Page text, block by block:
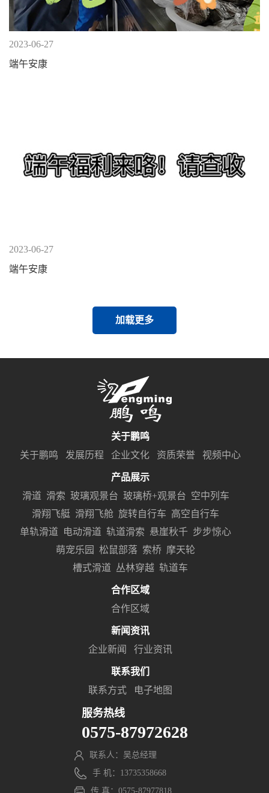
2023-06-27
端午安康
2023-06-27
端午安康
加载更多
关于鹏鸣
关于鹏鸣
发展历程 企业文化 资质荣誉 视频中心
产品展示
滑道 滑索 玻璃观景台 玻璃桥+观景台 空中列车
滑翔飞艇 滑翔飞舱 旋转自行车 高空自行车
单轨滑道
电动滑道 轨道滑索 悬崖秋千 步步惊心
萌宠乐园
松鼠部落 索桥 摩天轮
槽式滑道 丛林穿越 轨道车
合作区域
合作区域
新闻资讯
企业新闻
行业资讯
联系我们
联系方式
电子地图
服务热线
0575-87972628
联系人：吴总经理
手 机：13735358668
传 真：0575-87977818